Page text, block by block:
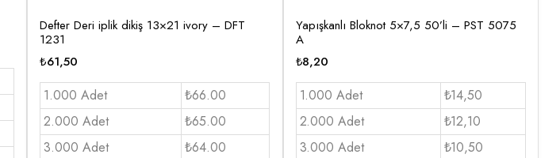
Defter Deri iplik dikiş 13×21 ivory – DFT
1231
₺61,50
1.000 Adet
₺66.00
2.000 Adet
₺65.00
3.000 Adet
₺64.00
Yapışkanlı Bloknot 5×7,5 50’li – PST 5075
A
₺8,20
1.000 Adet
₺14,50
2.000 Adet
₺12,10
3.000 Adet
₺10,50